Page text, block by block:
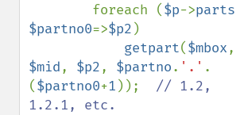
        foreach (
$p->parts
$partno0=>$p2 )
getpart($mbox
$mid, $p2, $partno. '.' .
($partno0+1 )); // 1.2,
1.2.1, etc.